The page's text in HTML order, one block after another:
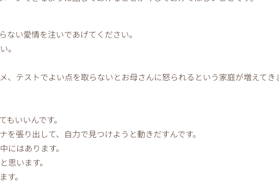
ない愛情を注いであげてください。
。
、テストでよい点を取らないとお母さんに怒られるという家庭が増えてき
いいんです。
を張り出して、自力で見つけようと動きだすんです。
にはあります。
思います。
。